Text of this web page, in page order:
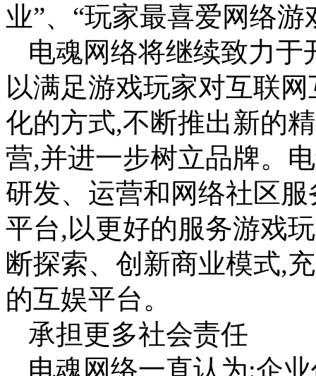
业”、“玩家最喜爱网络
电魂网络将继续致力
以满足游戏玩家对互联
化的方式,不断推出新的
营,并进一步树立品牌。
研发、运营和网络社区
平台,以更好的服务游戏
断探索、创新商业模式,
的互娱平台。
承担更多社会责任
电魂网络一直认为:企